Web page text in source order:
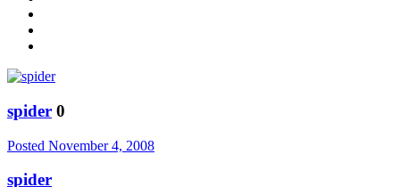
spider 0
Posted November 4, 2008
spider